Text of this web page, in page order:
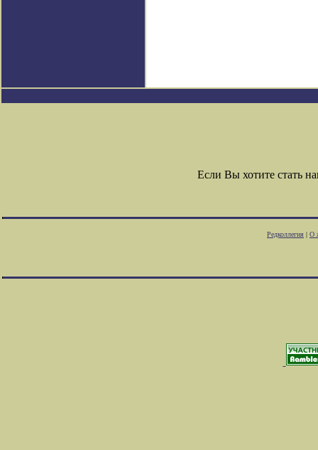
Если Вы хотите стать
Редколлегия | О